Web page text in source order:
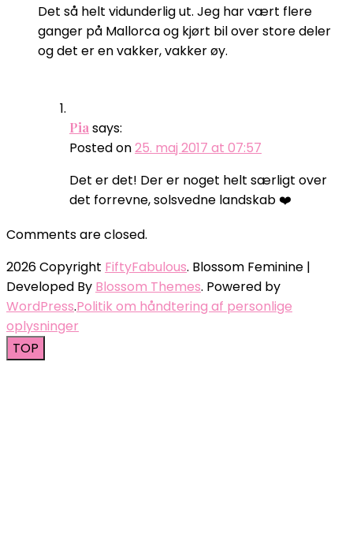
Det så helt vidunderlig ut. Jeg har vært flere
ganger på Mallorca og kjørt bil over store deler
og det er en vakker, vakker øy.
Piasays:
Posted on25. maj 2017 at 07:57
Det er det! Der er noget helt særligt over
det forrevne, solsvedne landskab ❤️
Comments are closed.
2026 Copyright FiftyFabulous. Blossom Feminine |
Developed By Blossom Themes. Powered by
WordPress.Politik om håndtering af personlige
oplysninger
TOP